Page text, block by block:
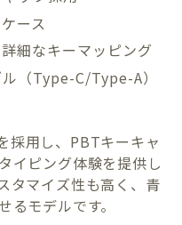
ース
細なキーマッピング
（Type-C/Type-A）
採用し、PBTキーキャ
イピング体験を提供し
タマイズ性も高く、青
モデルです。